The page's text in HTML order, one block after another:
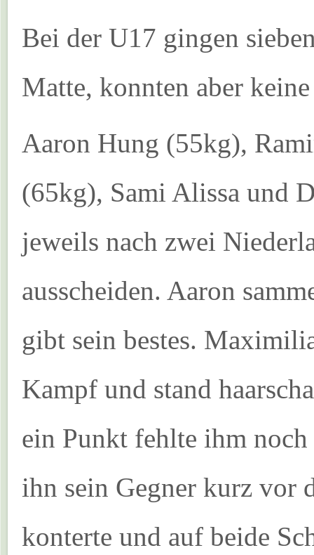
Bei der U17 gingen
Matte, konnten aber
Aaron Hung (55kg),
(65kg), Sami Alissa und
jeweils nach zwei
ausscheiden. Aaron
gibt sein bestes.
Kampf und stand
ein Punkt fehlte ihm
ihn sein Gegner kurz vor
konterte und auf beide